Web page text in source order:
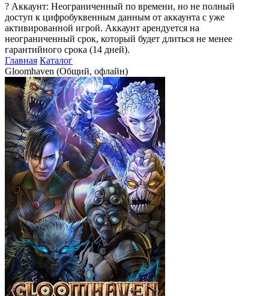
? Аккаунт: Неограниченный по времени, но не полный
доступ к цифробуквенным данным от аккаунта с уже
активированной игрой. Аккаунт арендуется на
неограниченный срок, который будет длиться не менее
гарантийного срока (14 дней).
Главная Каталог
Gloomhaven (Общий, офлайн)